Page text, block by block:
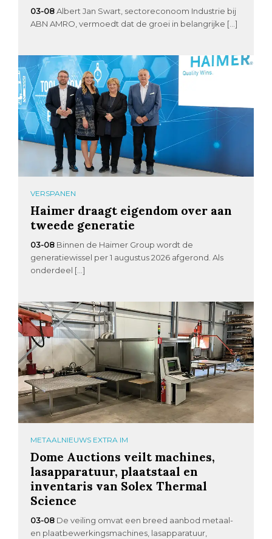
03-08 Albert Jan Swart, sectoreconoom Industrie bij
ABN AMRO, vermoedt dat de groei in belangrijke […]
VERSPANEN
Haimer draagt eigendom over aan
tweede generatie
03-08 Binnen de Haimer Group wordt de
generatiewissel per 1 augustus 2026 afgerond. Als
onderdeel […]
METAALNIEUWS EXTRA IM
Dome Auctions veilt machines,
lasapparatuur, plaatstaal en
inventaris van Solex Thermal
Science
03-08 De veiling omvat een breed aanbod metaal-
en plaatbewerkingsmachines, lasapparatuur,